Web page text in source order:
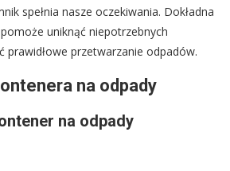
spełnia nasze oczekiwania. Dokładna
uniknąć niepotrzebnych
prawidłowe przetwarzanie odpadów.
na odpady
na odpady